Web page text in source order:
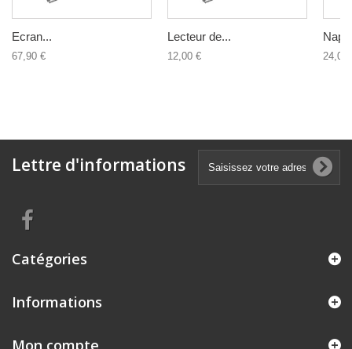
Ecran...
67,90 €
Lecteur de...
12,00 € 24,00
Lettre d'informations
Catégories
Informations
Mon compte